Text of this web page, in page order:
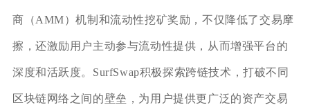
商（AMM）机制和流动性挖矿奖励，不仅降低了交易摩
擦，还激励用户主动参与流动性提供，从而增强平台的
深度和活跃度。SurfSwap积极探索跨链技术，打破不同
区块链网络之间的壁垒，为用户提供更广泛的资产交易